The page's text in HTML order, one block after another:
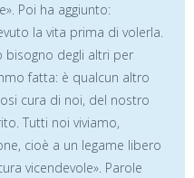
Poi ha aggiunto:
la vita prima di volerla.
bisogno degli altri per
fatta: è qualcun altro
cura di noi, del nostro
Tutti noi viviamo,
cioè a un legame libero
vicendevole». Parole